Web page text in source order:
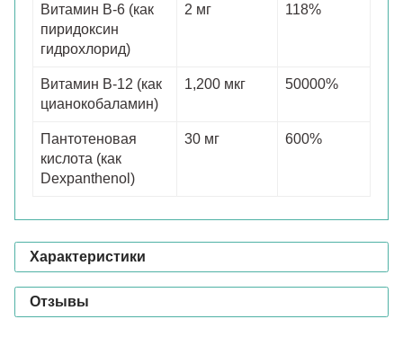
Витамин В-6 (как
пиридоксин
гидрохлорид)
2 мг 118%
Витамин В-12 (как
цианокобаламин)
1,200 мкг 50000%
Пантотеновая
кислота (как
Dexpanthenol)
30 мг 600%
Характеристики
Отзывы